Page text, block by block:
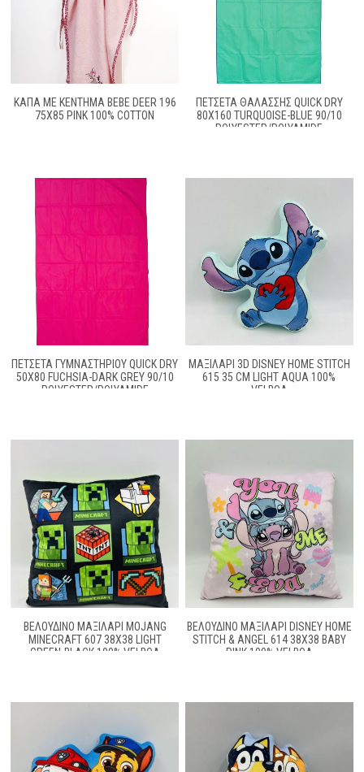
ΚΆΠΑ ΜΕ ΚΈΝΤΗΜΑ BEBE DEER 196
75X85 PINK 100% COTTON
ΠΕΤΣΈΤΑ ΘΑΛΆΣΣΗΣ QUICK DRY
80X160 TURQUOISE-BLUE 90/10
POLYESTER/POLYAMIDE
ΠΕΤΣΈΤΑ ΓΥΜΝΑΣΤΗΡΊΟΥ QUICK DRY
50X80 FUCHSIA-DARK GREY 90/10
POLYESTER/POLYAMIDE
ΜΑΞΙΛΆΡΙ 3D DISNEY HOME STITCH
615 35 CM LIGHT AQUA 100%
VELBOA
ΒΕΛΟΎΔΙΝΟ ΜΑΞΙΛΆΡΙ MOJANG
MINECRAFT 607 38X38 LIGHT
GREEN-BLACK 100% VELBOA
ΒΕΛΟΎΔΙΝΟ ΜΑΞΙΛΆΡΙ DISNEY HOME
STITCH & ANGEL 614 38X38 BABY
PINK 100% VELBOA